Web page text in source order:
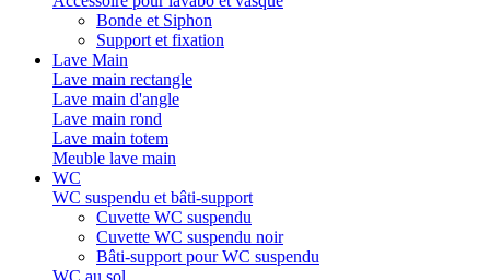
Bonde et Siphon
Support et fixation
Lave Main
Lave main rectangle
Lave main d'angle
Lave main rond
Lave main totem
Meuble lave main
WC
WC suspendu et bâti-support
Cuvette WC suspendu
Cuvette WC suspendu noir
Bâti-support pour WC suspendu
WC au sol